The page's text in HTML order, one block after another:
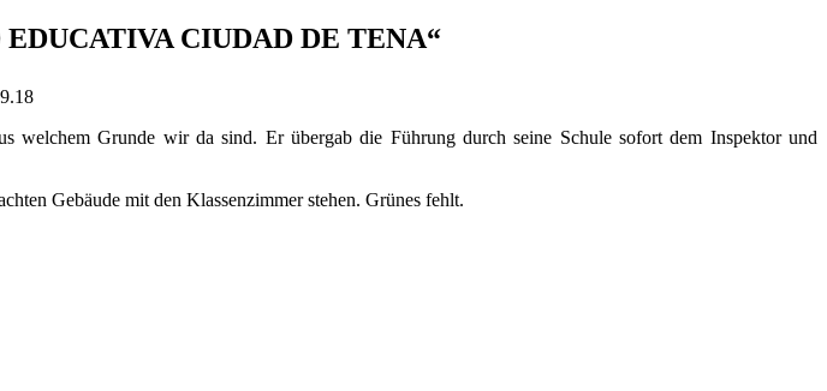
EDUCATIVA CIUDAD DE TENA“
Grunde wir da sind. Er übergab die Führung durch seine Schule sofort dem Inspektor und
Gebäude mit den Klassenzimmer stehen. Grünes fehlt.